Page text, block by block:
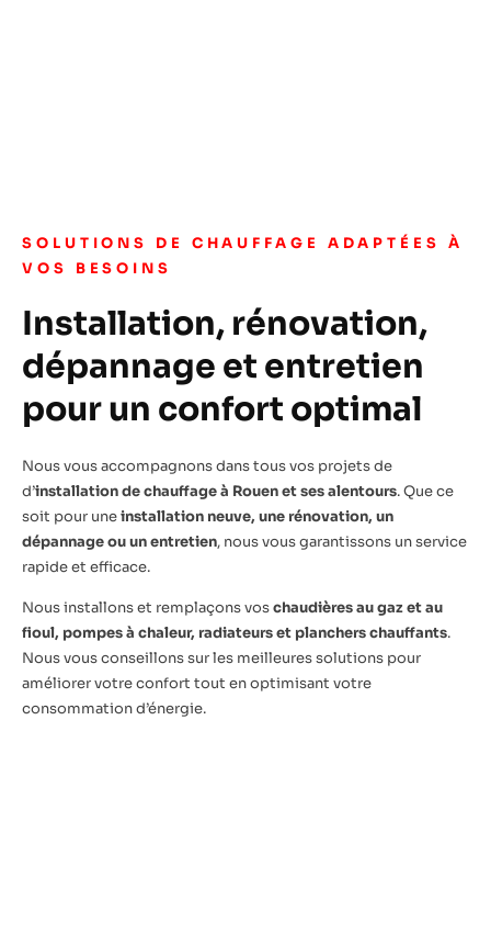
SOLUTIONS DE CHAUFFAGE ADAPTÉES À
VOS BESOINS
Installation, rénovation,
dépannage et entretien
pour un confort optimal
Nous vous accompagnons dans tous vos projets de
d’installation dechauffage à Rouen et ses alentours. Que ce
soit pour uneinstallation neuve, une rénovation, un
dépannage ou un entretien, nous vous garantissons un service
rapide et efficace.
Nous installons et remplaçons voschaudières au gaz et au
fioul, pompes à chaleur, radiateurs et planchers chauffants.
Nous vous conseillons sur les meilleures solutions pour
améliorer votre confort tout en optimisant votre
consommation d’énergie.